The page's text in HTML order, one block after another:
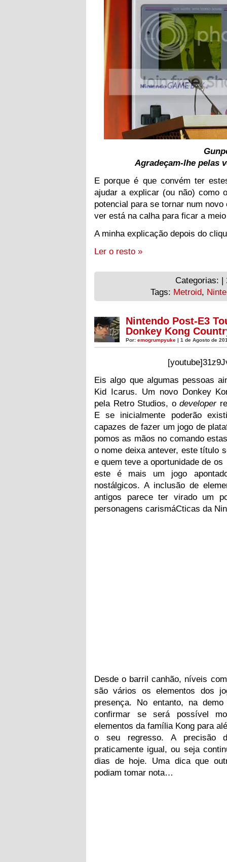
Agradeçam-lhe pelas
E porque é que convém ter
ajudar a explicar (ou não) como
potencial para se tornar num
ver está na calha para ficar a
A minha explicação depois do
Ler o resto »
Categorias: |
Tags: Metroid,
Nintendo Post-E3
Donkey Kong
Por: emogrumpyuke | 1 de Agosto de
Eis algo que algumas pessoas
Kid Icarus. Um novo Donkey
pela Retro Studios, odeveloper
E se inicialmente poderão
capazes de fazer um jogo de
pomos as mãos no comando
o nome deixa antever, este título
e quem teve a oportunidade de
este é mais um jogo
nostálgicos. A inclusão de
antigos parece ter virado um
personagens carismáCticas da
Desde o barril canhão, níveis
são vários os elementos dos
presença. No entanto, na
confirmar se será possível
elementos da família Kong para
o seu regresso. A precisão
praticamente igual, ou seja
dias de hoje. Uma dica que
podiam tomar nota…